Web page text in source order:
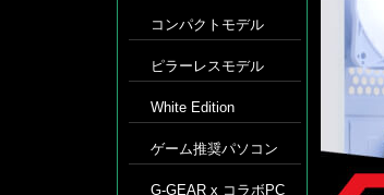
コンパクトモデル
ピラーレスモデル
White Edition
ゲーム推奨パソコン
G-GEAR x コラボPC